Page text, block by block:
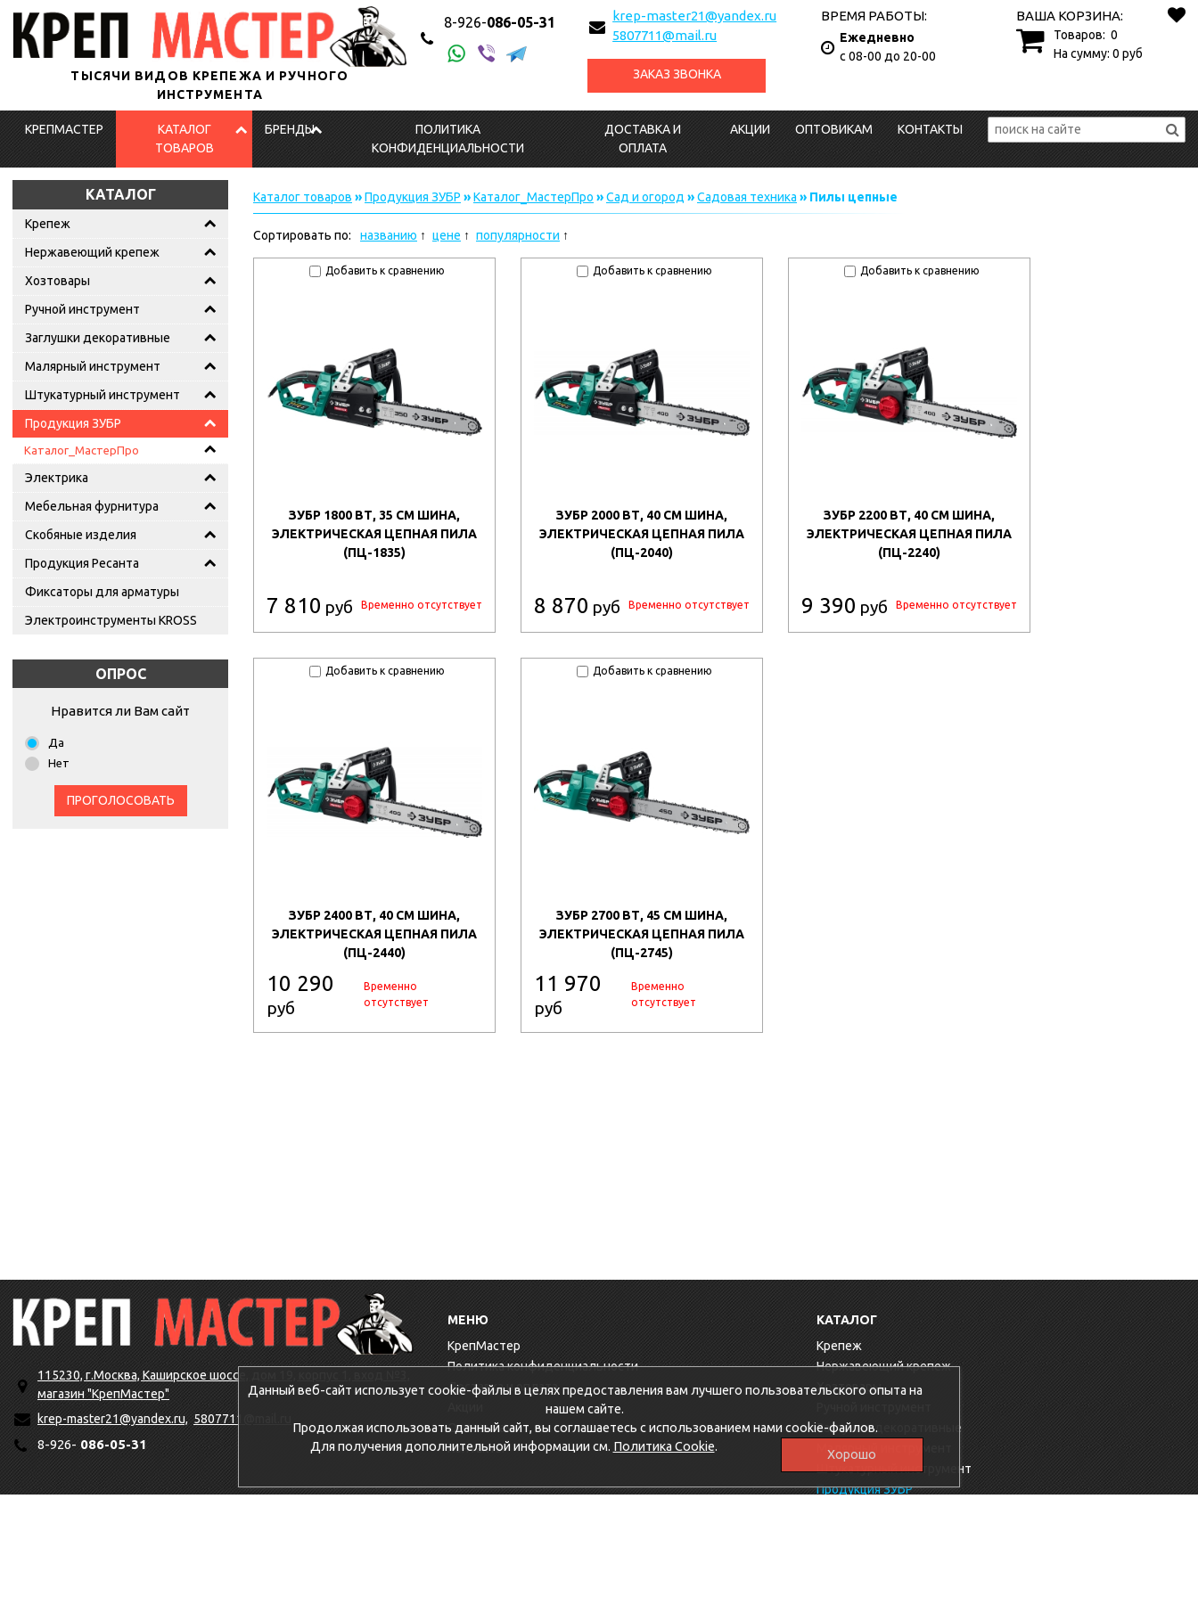
ТЫСЯЧИ ВИДОВ КРЕПЕЖА И РУЧНОГО
ИНСТРУМЕНТА
8-926-086-05-31
krep-master21@yandex.ru
5807711@mail.ru
ЗАКАЗ ЗВОНКА
ВРЕМЯ РАБОТЫ:
Ежедневно
с 08-00 до 20-00
ВАША КОРЗИНА:
Товаров: 0
На сумму: 0 руб
КРЕПМАСТЕР
КАТАЛОГ
ТОВАРОВ
БРЕНДЫ
ПОЛИТИКА
КОНФИДЕНЦИАЛЬНОСТИ
ДОСТАВКА И
ОПЛАТА
АКЦИИ ОПТОВИКАМ КОНТАКТЫ
КАТАЛОГ
Крепеж
Нержавеющий крепеж
Хозтовары
Ручной инструмент
Заглушки декоративные
Малярный инструмент
Штукатурный инструмент
Продукция ЗУБР
Каталог_МастерПро
Электрика
Мебельная фурнитура
Скобяные изделия
Продукция Ресанта
Фиксаторы для арматуры
Электроинструменты KROSS
ОПРОС
Нравится ли Вам сайт
Да
Нет
ПРОГОЛОСОВАТЬ
Каталог товаров »Продукция ЗУБР »Каталог_МастерПро »Сад и огород »Садовая техника » Пилы цепные
Сортировать по: названию цене популярности
Добавить к сравнению
ЗУБР 1800 ВТ, 35 СМ ШИНА,
ЭЛЕКТРИЧЕСКАЯ ЦЕПНАЯ ПИЛА
(ПЦ-1835)
7 810 руб Временно отсутствует
Добавить к сравнению
ЗУБР 2000 ВТ, 40 СМ ШИНА,
ЭЛЕКТРИЧЕСКАЯ ЦЕПНАЯ ПИЛА
(ПЦ-2040)
8 870 руб Временно отсутствует
Добавить к сравнению
ЗУБР 2200 ВТ, 40 СМ ШИНА,
ЭЛЕКТРИЧЕСКАЯ ЦЕПНАЯ ПИЛА
(ПЦ-2240)
9 390 руб Временно отсутствует
Добавить к сравнению
ЗУБР 2400 ВТ, 40 СМ ШИНА,
ЭЛЕКТРИЧЕСКАЯ ЦЕПНАЯ ПИЛА
(ПЦ-2440)
10 290
руб
Временно
отсутствует
Добавить к сравнению
ЗУБР 2700 ВТ, 45 СМ ШИНА,
ЭЛЕКТРИЧЕСКАЯ ЦЕПНАЯ ПИЛА
(ПЦ-2745)
11 970
руб
Временно
отсутствует
115230, г.Москва, Каширское шоссе, дом 19, корпус 1, вход №3,
магазин "КрепМастер"
krep-master21@yandex.ru, 5807711@mail.ru
8-926-086-05-31
МЕНЮ
КрепМастер
Политика конфиденциальности
Доставка и оплата
Оптовикам
Контакты
КАТАЛОГ
Крепеж
Нержавеющий крепеж
Хозтовары
Заглушки декоративные
Малярный инструмент
Штукатурный инструмент
Продукция ЗУБР
Данный веб-сайт использует cookie-файлы в целях предоставления вам лучшего пользовательского опыта на
нашем сайте.
Продолжая использовать данный сайт, вы соглашаетесь с использованием нами cookie-файлов.
Для получения дополнительной информации см. Политика Cookie.
Хорошо